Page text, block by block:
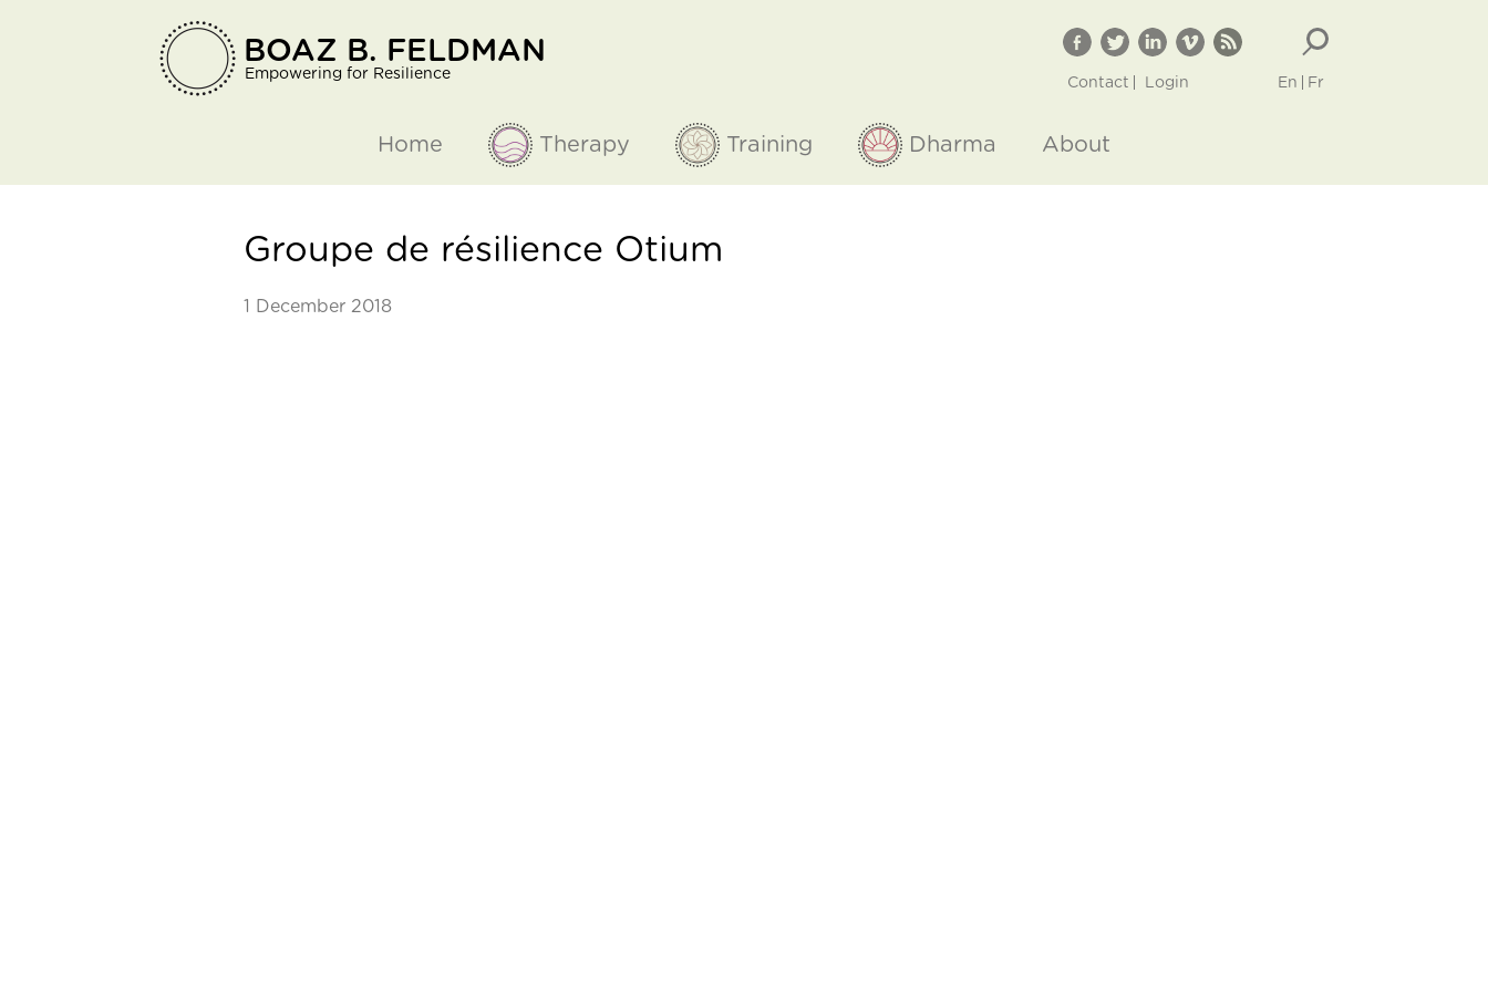
BOAZ B. FELDMAN
Empowering for Resilience
Contact Login En Fr
Home Therapy Training Dharma About
Groupe de résilience Otium
1 December 2018